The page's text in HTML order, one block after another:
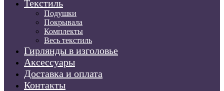
Текстиль
Подушки
Покрывала
Комплекты
Весь текстиль
Гирлянды в изголовье
Аксессуары
Доставка и оплата
Контакты